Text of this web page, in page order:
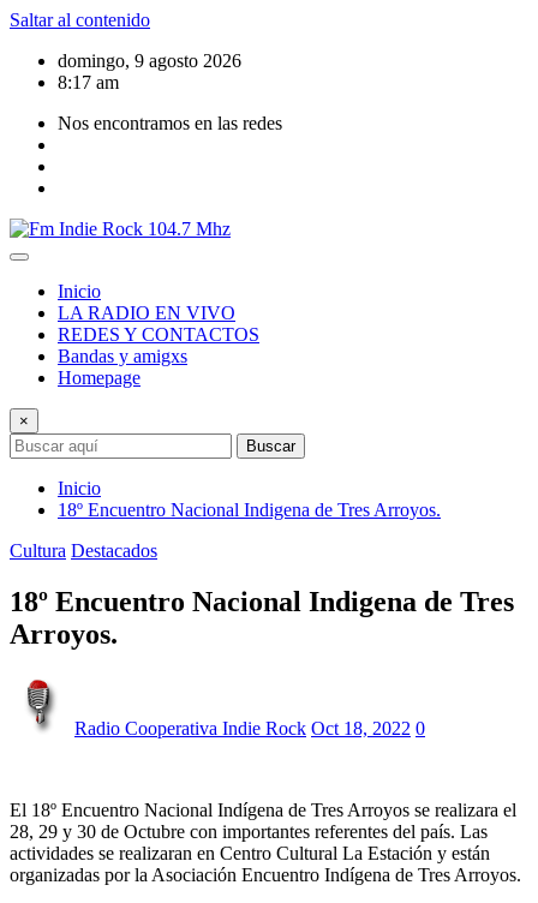
Saltar al contenido
domingo, 9 agosto 2026
8:17 am
Nos encontramos en las redes
Inicio
LA RADIO EN VIVO
REDES Y CONTACTOS
Bandas y amigxs
Homepage
×
Buscar
Inicio
18º Encuentro Nacional Indigena de Tres Arroyos.
Cultura Destacados
18º Encuentro Nacional Indigena de Tres
Arroyos.
Radio Cooperativa Indie Rock Oct 18, 2022 0
El 18º Encuentro Nacional Indígena de Tres Arroyos se realizara el
28, 29 y 30 de Octubre con importantes referentes del país. Las
actividades se realizaran en Centro Cultural La Estación y están
organizadas por la Asociación Encuentro Indígena de Tres Arroyos.